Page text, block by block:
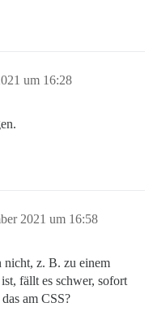
um 16:28
2021 um 16:58
nicht, z. B. zu einem
fällt es schwer, sofort
am CSS?